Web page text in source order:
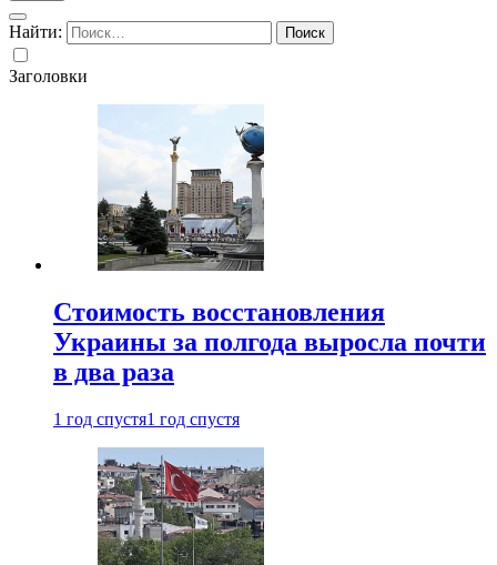
Найти:
Заголовки
Стоимость восстановления
Украины за полгода выросла почти
в два раза
1 год спустя1 год спустя